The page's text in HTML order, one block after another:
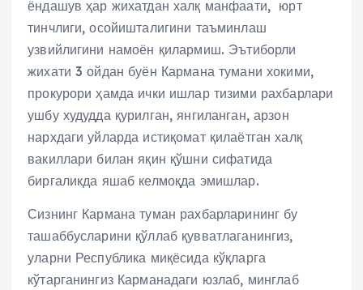
ёндашув ҳар жихатдан халқ манфаати, юрт
тинчлиги, осойишталигини таъминлаш
узвийлигини намоён қилармиш. Эътиборли
жихати 3 ойдан буён Кармана тумани хокими,
прокурори ҳамда ички ишлар тизими рахбарлари
ушбу худудда қурилган, янгиланган, арзон
нархдаги уйларда истиқомат қилаётган халқ
вакиллари билан яқин қўшни сифатида
биргаликда яшаб келмоқда эмишлар.
Сизнинг Кармана туман рахбарларининг бу
ташаббусларини қўллаб қувватлаганингиз,
уларни Республика миқёсида кўқларга
кўтарганингиз Карманадаги юзлаб, минглаб